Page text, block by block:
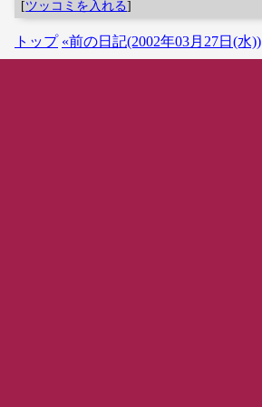
[ツッコミを入れる]
トップ «前の日記(2002年03月27日(水))